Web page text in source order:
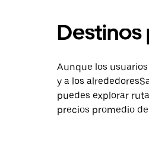
Destinos
Aunque los
y a los
puedes explorar
precios promedio